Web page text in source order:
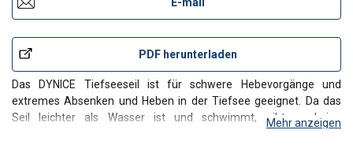
PDF herunterladen
Das DYNICE Tiefseeseil ist für schwere Hebevorgänge und
extremes Absenken und Heben in der Tiefsee geeignet. Da das
Seil leichter als Wasser ist und schwimmt, gibt es keine
Mehr anzeigen